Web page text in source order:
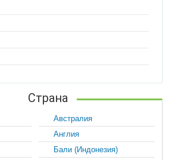
Страна
Австралия
Англия
Бали (Индонезия)